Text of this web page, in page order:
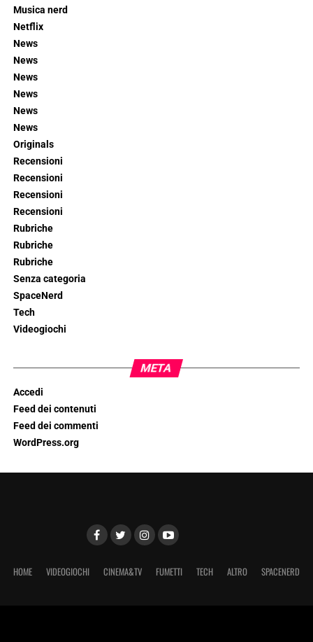
Musica nerd
Netflix
News
News
News
News
News
News
Originals
Recensioni
Recensioni
Recensioni
Recensioni
Rubriche
Rubriche
Rubriche
Senza categoria
SpaceNerd
Tech
Videogiochi
META
Accedi
Feed dei contenuti
Feed dei commenti
WordPress.org
HOME VIDEOGIOCHI CINEMA&TV FUMETTI TECH ALTRO SPACENERD